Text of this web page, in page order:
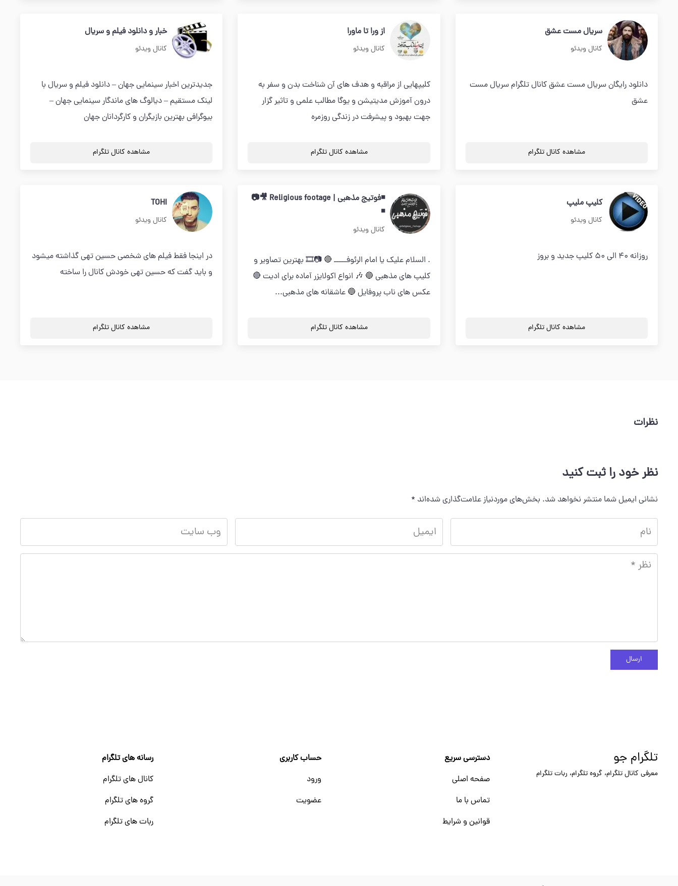
سریال مست عشق
کانال ویدئو
دانلود رایگان سریال مست عشق کانال تلگرام سریال مست
عشق
مشاهده کانال تلگرام
از ورا تا ماورا
کانال ویدئو
کلیپهایی از مراقبه و هدف های آن شناخت بدن و سفر به
درون آموزش مدیتیشن و یوگا مطالب علمی و تاثیر گزار
جهت بهبود و پیشرفت در زندگی روزمره
مشاهده کانال تلگرام
خبار و دانلود فیلم و سریال
کانال ویدئو
جدیدترین اخبار سینمایی جهان – دانلود فیلم و سریال با
لینک مستقیم – دیالوگ های ماندگار سینمایی جهان –
بیوگرافی بهترین بازیگران و کارگردانان جهان
مشاهده کانال تلگرام
کلیپ ملیپ
کانال ویدئو
روزانه 40 الی 50 کلیپ جدید و بروز
مشاهده کانال تلگرام
◾فوتیج مذهبی | Religious footage 🎥📷
◾
کانال ویدئو
. السلام علیک یا امام الرئوفـــــ 🔴 📷🎞 بهترین تصاویر و
کلیپ های مذهبی 🔵 🎶 انواع اکولایزر آماده برای ادیت 🔴
عکس های ناب پروفایل 🔵 عاشقانه های مذهبی...
مشاهده کانال تلگرام
TOHI
کانال ویدئو
در اینجا فقط فیلم های شخصی حسین تهی گذاشته میشود
و باید گفت که حسین تهی خودش کانال را ساخته
مشاهده کانال تلگرام
نظرات
نظر خود را ثبت کنید
نشانی ایمیل شما منتشر نخواهد شد. بخش‌های موردنیاز علامت‌گذاری شده‌اند *
ارسال
دسترسی سریع
صفحه اصلی
تماس با ما
قوانین و شرایط
حساب کاربری
ورود
عضویت
رسانه های تلگرام
کانال های تلگرام
گروه های تلگرام
ربات های تلگرام
تلگرام جو
معرفی کانال تلگرام، گروه تلگرام، ربات تلگرام